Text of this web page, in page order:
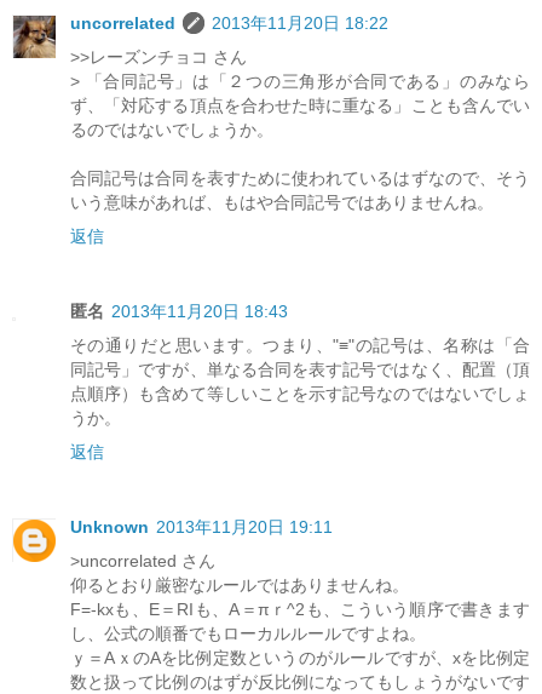
uncorrelated
2013年11月20日 18:22
>>レーズンチョコ さん
> 「合同記号」は「２つの三角形が合同である」のみなら
ず、「対応する頂点を合わせた時に重なる」ことも含んでい
るのではないでしょうか。
合同記号は合同を表すために使われているはずなので、そう
いう意味があれば、もはや合同記号ではありませんね。
返信
匿名 2013年11月20日 18:43
その通りだと思います。つまり、"≡"の記号は、名称は「合
同記号」ですが、単なる合同を表す記号ではなく、配置（頂
点順序）も含めて等しいことを示す記号なのではないでしょ
うか。
返信
Unknown 2013年11月20日 19:11
>uncorrelated さん
仰るとおり厳密なルールではありませんね。
F=-kxも、E＝RIも、A＝πｒ^2も、こういう順序で書きます
し、公式の順番でもローカルルールですよね。
ｙ＝AｘのAを比例定数というのがルールですが、xを比例定
数と扱って比例のはずが反比例になってもしょうがないです